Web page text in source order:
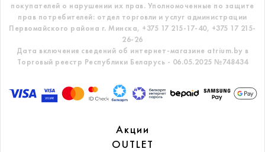
покупателей о нарушении их прав. Уполномоченные по защите
прав потребителей: отдел торговли и услуг администрации
Первомайского района г. Минска, +375 17 215-17-40, +375 17 215-
26-26
Дата включения сведений об интернет-магазине atrium.by в
Торговый реестр Республики Беларусь - 06.05.2025 №748434
Акции
OUTLET